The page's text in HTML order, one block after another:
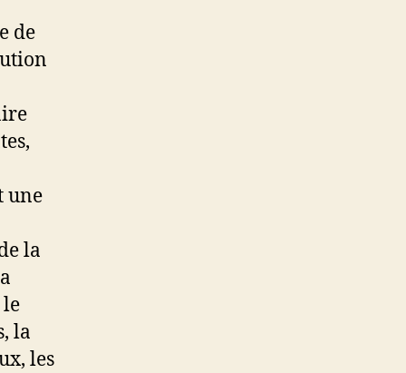
de
une
la
le
la
les